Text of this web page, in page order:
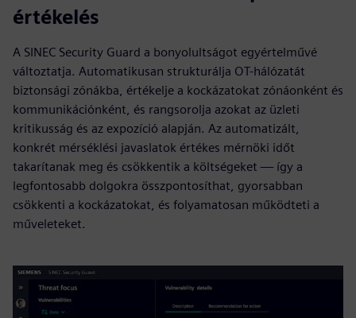
értékelés
A SINEC Security Guard a bonyolultságot egyértelművé
változtatja. Automatikusan strukturálja OT-hálózatát
biztonsági zónákba, értékelje a kockázatokat zónáonként és
kommunikációnként, és rangsorolja azokat az üzleti
kritikusság és az expozíció alapján. Az automatizált,
konkrét mérséklési javaslatok értékes mérnöki időt
takarítanak meg és csökkentik a költségeket — így a
legfontosabb dolgokra összpontosíthat, gyorsabban
csökkenti a kockázatokat, és folyamatosan működteti a
műveleteket.